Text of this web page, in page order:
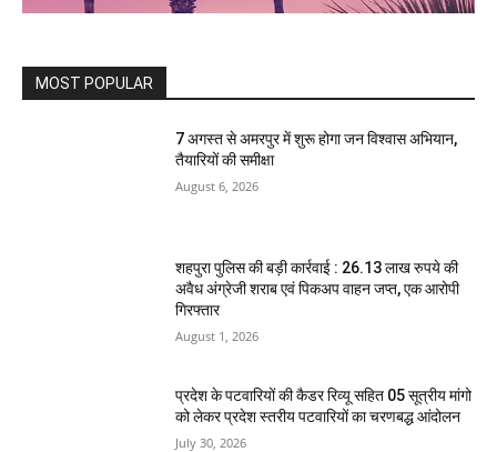
MOST POPULAR
7 अगस्त से अमरपुर में शुरू होगा जन विश्वास अभियान,
तैयारियों की समीक्षा
August 6, 2026
शहपुरा पुलिस की बड़ी कार्रवाई : 26.13 लाख रुपये की
अवैध अंग्रेजी शराब एवं पिकअप वाहन जप्त, एक आरोपी
गिरफ्तार
August 1, 2026
प्रदेश के पटवारियों की कैडर रिव्यू सहित 05 सूत्रीय मांगो
को लेकर प्रदेश स्तरीय पटवारियों का चरणबद्ध आंदोलन
July 30, 2026